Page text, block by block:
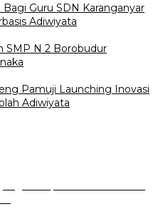
Guru SDN Karanganyar
Adiwiyata
SMP N 2 Borobudur
Pamuji Launching Inovasi
Adiwiyata